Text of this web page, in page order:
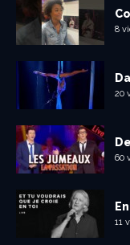
8
20
60
11